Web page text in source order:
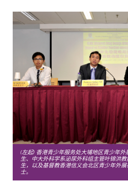
(左起) 香港青少年服务处大埔地区青少年
生、中大外科学系泌尿外科组主管叶锦洪
生，以及基督教香港信义会北区青少年外
士。